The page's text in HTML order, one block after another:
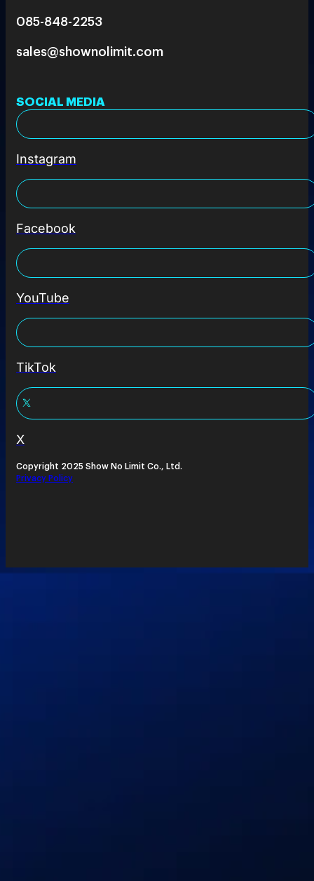
085-848-2253
sales@shownolimit.com
SOCIAL MEDIA
Instagram
Facebook
YouTube
TikTok
X
Copyright 2025 Show No Limit Co., Ltd.
Privacy Policy